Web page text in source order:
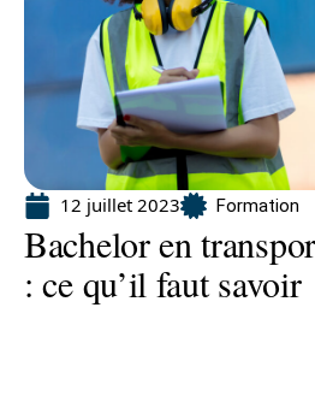
12 juillet 2023 Formation
Bachelor en
: ce qu’il faut savoir